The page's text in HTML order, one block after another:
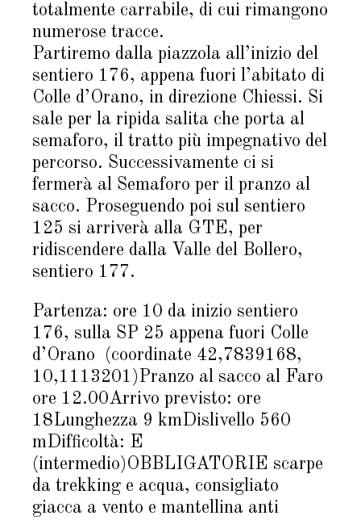
totalmente carrabile, di cui rimangono
numerose tracce.
Partiremo dalla piazzola all’inizio del
sentiero 176, appena fuori l’abitato di
Colle d’Orano, in direzione Chiessi. Si
sale per la ripida salita che porta al
semaforo, il tratto più impegnativo del
percorso. Successivamente ci si
fermerà al Semaforo per il pranzo al
sacco. Proseguendo poi sul sentiero
125 si arriverà alla GTE, per
ridiscendere dalla Valle del Bollero,
sentiero 177.
Partenza: ore 10 da inizio sentiero
176, sulla SP 25 appena fuori Colle
d’Orano (coordinate 42,7839168,
10,1113201)Pranzo al sacco al Faro
ore 12.00Arrivo previsto: ore
18Lunghezza 9 kmDislivello 560
mDifficoltà: E
(intermedio)OBBLIGATORIE scarpe
da trekking e acqua, consigliato
giacca a vento e mantellina anti